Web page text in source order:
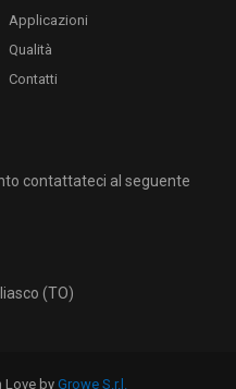
Applicazioni
Qualità
Contatti
contattateci al seguente
(TO)
Love by Growe S.r.l.